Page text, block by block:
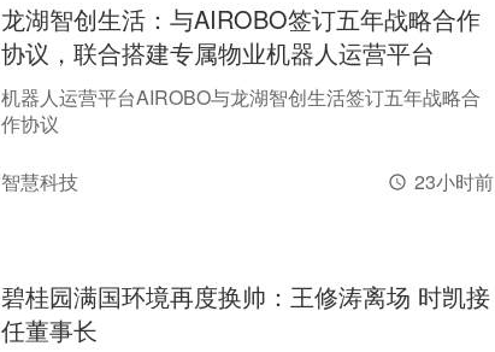
龙湖智创生活：与AIROBO签订五年战略合作
协议，联合搭建专属物业机器人运营平台
机器人运营平台AIROBO与龙湖智创生活签订五年战略合
作协议
智慧科技 23小时前
碧桂园满国环境再度换帅：王修涛离场 时凯接
任董事长